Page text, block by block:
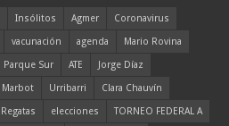
Insólitos Agmer
Coronavirus
vacunación agenda
Mario Rovina
Parque Sur ATE
Jorge Díaz
Marbot Urribarri
Clara Chauvín
Regatas elecciones
TORNEO FEDERAL A